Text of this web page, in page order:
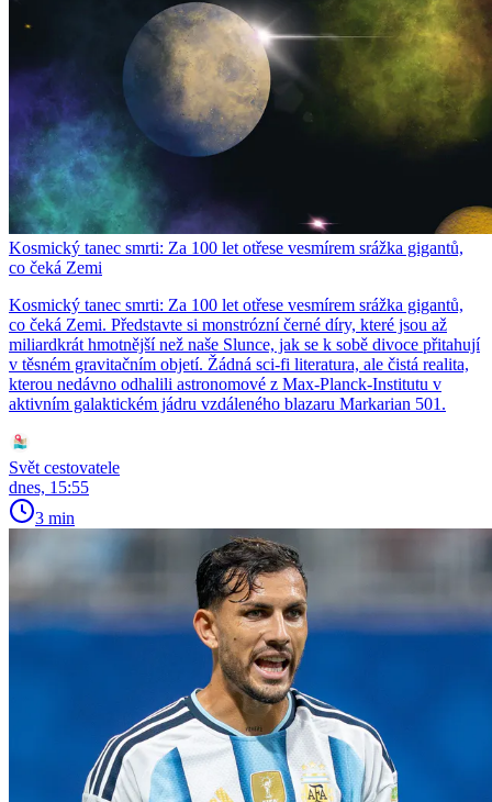
Kosmický tanec smrti: Za 100 let otřese vesmírem srážka gigantů,
co čeká Zemi
Kosmický tanec smrti: Za 100 let otřese vesmírem srážka gigantů,
co čeká Zemi. Představte si monstrózní černé díry, které jsou až
miliardkrát hmotnější než naše Slunce, jak se k sobě divoce přitahují
v těsném gravitačním objetí. Žádná sci-fi literatura, ale čistá realita,
kterou nedávno odhalili astronomové z Max-Planck-Institutu v
aktivním galaktickém jádru vzdáleného blazaru Markarian 501.
Svět cestovatele
dnes, 15:55
3 min